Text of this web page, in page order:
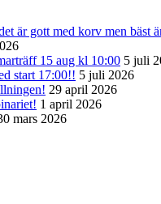
är gott med korv men bäst
15 aug kl 10:00 5 juli
start 17:00!! 5 juli 2026
29 april 2026
1 april 2026
mars 2026